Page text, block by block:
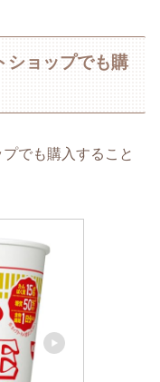
ショップでも購
でも購入すること